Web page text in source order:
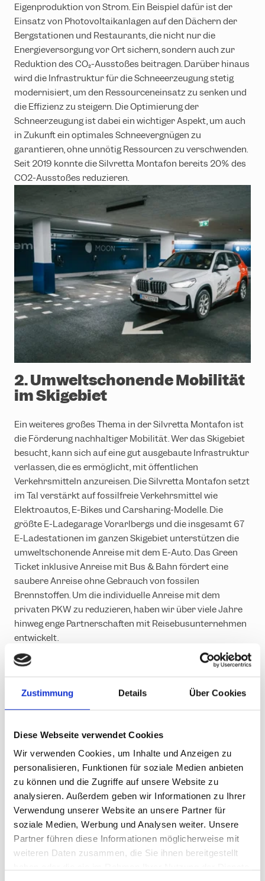
Zustimmung Details Über Cookies
Diese Webseite verwendet Cookies
Wir verwenden Cookies, um Inhalte und Anzeigen zu
personalisieren, Funktionen für soziale Medien anbieten
zu können und die Zugriffe auf unsere Website zu
analysieren. Außerdem geben wir Informationen zu Ihrer
Verwendung unserer Website an unsere Partner für
soziale Medien, Werbung und Analysen weiter. Unsere
Partner führen diese Informationen möglicherweise mit
weiteren Daten zusammen, die Sie ihnen bereitgestellt
Eigenproduktion von Strom. Ein Beispiel dafür ist der
Einsatz von Photovoltaikanlagen auf den Dächern der
Bergstationen und Restaurants, die nicht nur die
Energieversorgung vor Ort sichern, sondern auch zur
Reduktion des CO₂-Ausstoßes beitragen. Darüber hinaus
wird die Infrastruktur für die Schneeerzeugung stetig
modernisiert, um den Ressourceneinsatz zu senken und
die Effizienz zu steigern. Die Optimierung der
Schneerzeugung ist dabei ein wichtiger Aspekt, um auch
in Zukunft ein optimales Schneevergnügen zu
garantieren, ohne unnötig Ressourcen zu verschwenden.
Seit 2019 konnte die Silvretta Montafon bereits 20% des
CO2-Ausstoßes reduzieren.
2. Umweltschonende Mobilität
im Skigebiet
Ein weiteres großes Thema in der Silvretta Montafon ist
die Förderung nachhaltiger Mobilität. Wer das Skigebiet
besucht, kann sich auf eine gut ausgebaute Infrastruktur
verlassen, die es ermöglicht, mit öffentlichen
Verkehrsmitteln anzureisen. Die Silvretta Montafon setzt
im Tal verstärkt auf fossilfreie Verkehrsmittel wie
Elektroautos, E-Bikes und Carsharing-Modelle. Die
größte E-Ladegarage Vorarlbergs und die insgesamt 67
E-Ladestationen im ganzen Skigebiet unterstützen die
umweltschonende Anreise mit dem E-Auto. Das Green
Ticket inklusive Anreise mit Bus & Bahn fördert eine
saubere Anreise ohne Gebrauch von fossilen
Brennstoffen. Um die individuelle Anreise mit dem
privaten PKW zu reduzieren, haben wir über viele Jahre
hinweg enge Partnerschaften mit Reisebusunternehmen
entwickelt.
3. Förderung von Regionalität
und Nachhaltigkeit in der
Gastronomie